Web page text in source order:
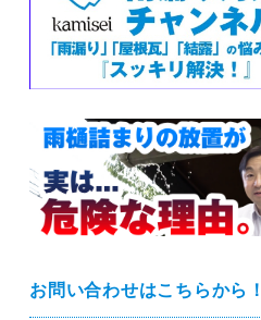
お問い合わせはこちらから！